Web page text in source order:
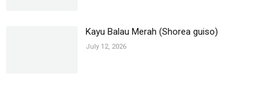
Kayu Balau Merah (Shorea guiso)
July 12, 2026